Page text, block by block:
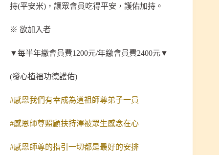
持(平安米)，讓眾會員吃得平安，護佑加持。
※ 欲加入者
▼每半年繳會員費1200元/年繳會員費2400元▼
(發心植福功德護佑)
#感恩我們有幸成為道祖師尊弟子一員
#感恩師尊照顧扶持澤被眾生感念在心
#感恩師尊的指引一切都是最好的安排